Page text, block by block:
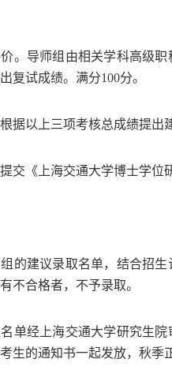
。导师组由相关学科高级
复试成绩。满分100分。
据以上三项考核总成绩提出
交《上海交通大学博士学位
的建议录取名单，结合招
不合格者，不予录取。
单经上海交通大学研究生
生的通知书一起发放，秋季